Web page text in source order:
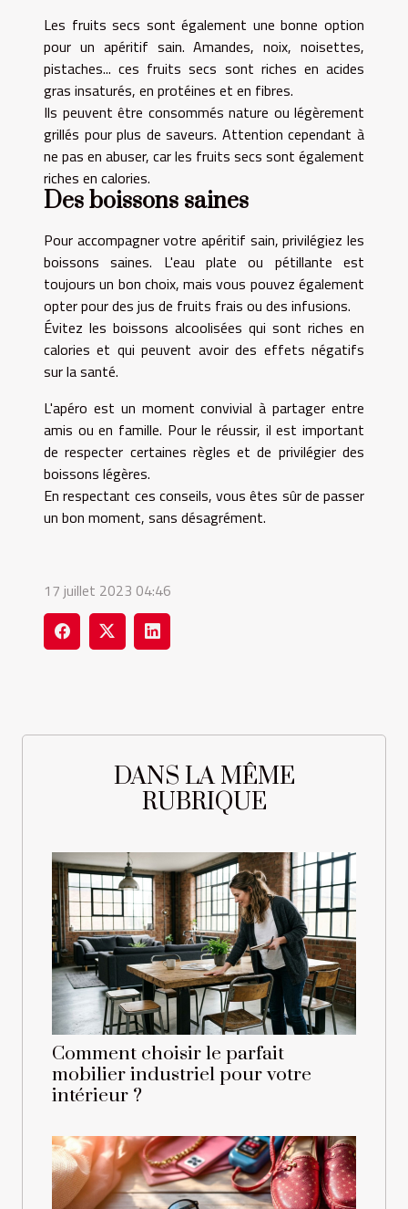
Les fruits secs sont également une bonne option
pour un apéritif sain. Amandes, noix, noisettes,
pistaches... ces fruits secs sont riches en acides
gras insaturés, en protéines et en fibres.
Ils peuvent être consommés nature ou légèrement
grillés pour plus de saveurs. Attention cependant à
ne pas en abuser, car les fruits secs sont également
riches en calories.
Des boissons saines
Pour accompagner votre apéritif sain, privilégiez les
boissons saines. L'eau plate ou pétillante est
toujours un bon choix, mais vous pouvez également
opter pour des jus de fruits frais ou des infusions.
Évitez les boissons alcoolisées qui sont riches en
calories et qui peuvent avoir des effets négatifs
sur la santé.
L'apéro est un moment convivial à partager entre
amis ou en famille. Pour le réussir, il est important
de respecter certaines règles et de privilégier des
boissons légères.
En respectant ces conseils, vous êtes sûr de passer
un bon moment, sans désagrément.
17 juillet 2023 04:46
DANS LA MÊME
RUBRIQUE
Comment choisir le parfait
mobilier industriel pour votre
intérieur ?